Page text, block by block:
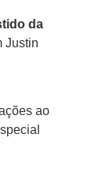
da
Justin
ao